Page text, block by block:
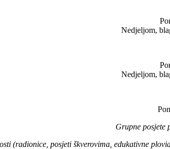
Nedjeljom,
Nedjeljom,
Grupne posjete
(radionice, posjeti škverovima, edukativne